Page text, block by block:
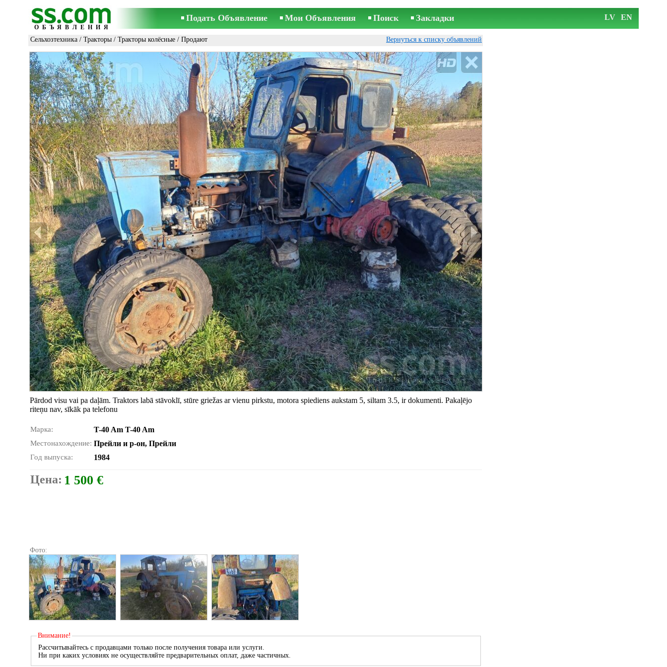
ОБЪЯВЛЕНИЯ
Подать Объявление Мои Объявления Поиск Закладки LV EN
Сельхозтехника / Тракторы / Тракторы колёсные / Продают Вернуться к списку объявлений
Pārdod visu vai pa daļām. Traktors labā stāvoklī, stūre griežas ar vienu pirkstu, motora spiediens aukstam 5, siltam 3.5, ir dokumenti. Pakaļējo
riteņu nav, sīkāk pa telefonu
Марка: T-40 Am T-40 Am
Местонахождение: Прейли и р-он, Прейли
Год выпуска: 1984
Цена: 1 500 €
Фото:
Внимание!
Рассчитывайтесь с продавцами только после получения товара или услуги.
Ни при каких условиях не осуществляйте предварительных оплат, даже частичных.